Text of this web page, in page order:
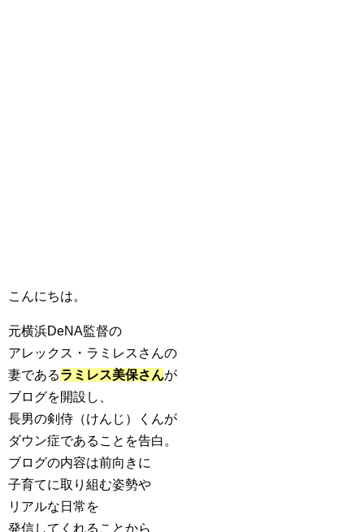
こんにちは。
元横浜DeNA監督の
アレックス・ラミレスさんの
妻であるラミレス美保さんが
ブログを開設し、
長男の剣侍（けんじ）くんが
ダウン症であることを告白。
ブログの内容は前向きに
子育てに取り組む姿勢や
リアルな日常を
発信してくれることから